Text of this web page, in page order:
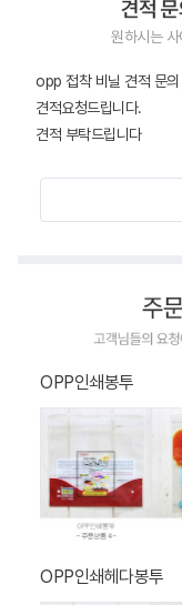
원하시는
견적문의드립니다
견적요청드립니다.
견적 부탁드립니다
견적문의
PE비닐쇼핑백(유백) M
농산물 콘티용 포장재
견적문의드립니다.
견적문의드립니다.
견적 문의 드립니다
OPP인쇄봉투
OPP인쇄헤다봉투